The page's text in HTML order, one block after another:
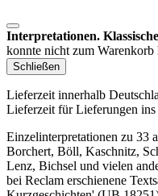
Interpretationen.
konnte nicht zum
Schließen
Lieferzeit innerhalb
Lieferzeit für Lieferungen
Einzelinterpretationen zu 33
Borchert, Böll, Kaschnitz,
Lenz, Bichsel und vielen
bei Reclam erschienene